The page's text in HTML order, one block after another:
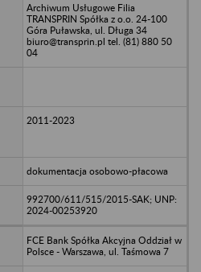
Archiwum Usługowe Filia
TRANSPRIN Spółka z o.o. 24-100
Góra Puławska, ul. Długa 34
biuro@transprin.pl tel. (81) 880 50
04
2011-2023
dokumentacja osobowo-płacowa
992700/611/515/2015-SAK; UNP:
2024-00253920
FCE Bank Spółka Akcyjna Oddział w
Polsce - Warszawa, ul. Taśmowa 7